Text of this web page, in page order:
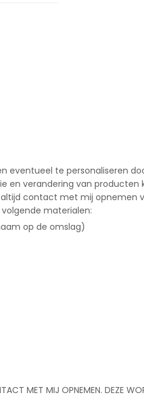
eventueel te personaliseren
en verandering van producten
contact met mij opnemen
materialen:
op de omslag)
MET MIJ OPNEMEN. DEZE